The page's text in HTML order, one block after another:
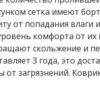
сетка​ имеют
от попадания
комфорта от их
скольжение и
3 года, это
загрязнений.